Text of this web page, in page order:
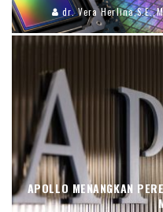
dr. Vera
APOLLO MENANGKAN